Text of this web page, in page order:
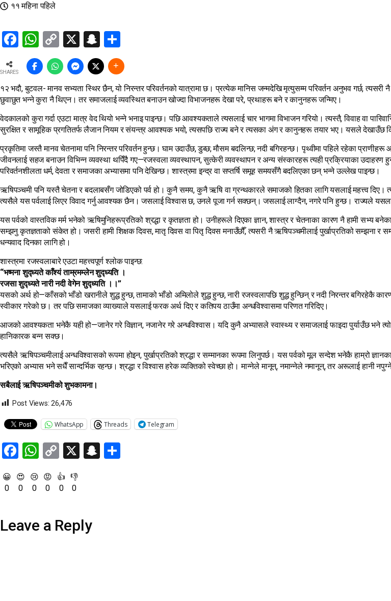
११ महिना पहिले
Facebook
WhatsApp
Copy
Link
X Snapchat
SHARES
१२ भदौ, बुटवल- मानव सभ्यता स्थिर छैन, यो निरन्तर परिवर्तनको यात्रामा छ। प्रत्येक मानिस जन्मदेखि मृत्युसम्म परिवर्तन अनुभव गर्छ, त्यसरी
छुवाछुत भन्ने कुरा नै थिएन। तर समाजलाई व्यवस्थित बनाउन खोज्दा विभाजनहरू देखा परे, प्रथाहरू बने र कानुनहरू जन्मिए।
वेदकालको कुरा गर्दा एउटा मात्र वेद थियो भन्ने भनाइ पाइन्छ। पछि आवश्यकताले त्यसलाई चार भागमा विभाजन गरियो। त्यस्तै, विवाह वा
सुरक्षित र सामूहिक प्रगतितर्फ लैजान नियम र संयन्त्र आवश्यक भयो, त्यसपछि राज्य बने र त्यसका अंग र कानुनहरू तयार भए। यसले देखाउँछ
प्रकृतिमा जस्तै मानव चेतनामा पनि निरन्तर परिवर्तन हुन्छ। घाम उदाउँछ, डुब्छ; मौसम बदलिन्छ; नदी बगिरहन्छ। पृथ्वीमा पहिले रहेका
जीवनलाई सहज बनाउन विभिन्न व्यवस्था थपिँदै गए—रजस्वला व्यवस्थापन, सुत्केरी व्यवस्थापन र अन्य संस्कारहरू त्यही प्रक्रियाका
परिवर्तनशीलता धर्म, देवता र समाजका अभ्यासमा पनि देखिन्छ। शास्त्रमा इन्द्र वा सप्तर्षि समूह समयसँगै बदलिएका छन् भन्ने उल्लेख पाइन्छ।
ऋषिपञ्चमी पनि यस्तै चेतना र बदलाबसँग जोडिएको पर्व हो। कुनै समय, कुनै ऋषि वा ग्रन्थकारले समाजको हितका लागि यसलाई महत्त्व
त्यसैले यस पर्वलाई लिएर विवाद गर्नु आवश्यक छैन। जसलाई विश्वास छ, उनले पूजा गर्न सक्छन्। जसलाई लाग्दैन, नगरे पनि हुन्छ। राज्यले
यस पर्वको वास्तविक मर्म भनेको ऋषिमुनिहरूप्रतिको श्रद्धा र कृतज्ञता हो। उनीहरूले दिएका ज्ञान, शास्त्र र चेतनाका कारण नै हामी सभ्य
सम्झनु कृतज्ञताको संकेत हो। जसरी हामी शिक्षक दिवस, मातृ दिवस वा पितृ दिवस मनाउँछौँ, त्यसरी नै ऋषिपञ्चमीलाई पुर्खाप्रतिको सम्झना र
धन्यवाद दिनका लागि हो।
शास्त्रमा रजस्वलाबारे एउटा महत्त्वपूर्ण श्लोक पाइन्छ:
“भष्मना शुद्ध्यते काँश्यं ताम्रमम्लेन शुद्ध्यति ।
रजसा शुद्ध्यते नारी नदी वेगेन शुद्ध्यति ।।”
यसको अर्थ हो—काँसको भाँडो खरानीले शुद्ध हुन्छ, तामाको भाँडो अमिलोले शुद्ध हुन्छ, नारी रजस्वलापछि शुद्ध हुन्छिन् र नदी निरन्तर
स्वीकार गरेको छ। तर पछि समाजका व्याख्याले यसलाई फरक अर्थ दिए र कतिपय ठाउँमा अन्धविश्वासमा परिणत गरिदिए।
आजको आवश्यकता भनेकै यही हो—जानेर गरे विज्ञान, नजानेर गरे अन्धविश्वास। यदि कुनै अभ्यासले स्वास्थ्य र समाजलाई फाइदा पुर्याउँछ भने
हानिकारक बन्न सक्छ।
त्यसैले ऋषिपञ्चमीलाई अन्धविश्वासको रूपमा होइन, पुर्खाप्रतिको श्रद्धा र सम्मानका रूपमा लिनुपर्छ। यस पर्वको मूल सन्देश भनेकै हाम्रो
भरिएको अभ्यास भने सधैँ सान्दर्भिक रहन्छ। श्रद्धा र विश्वास हरेक व्यक्तिको स्वेच्छा हो। मान्नेले मानून्, नमान्नेले नमानून्, तर अरूलाई हानी
सबैलाई ऋषिपञ्चमीको शुभकामना।
Post Views: 26,476
WhatsApp Threads Telegram
Facebook
WhatsApp
Copy
Link
X Snapchat
😀
0
😍
0
😢
0
😡
0
👍
0
👎
0
Leave a Reply